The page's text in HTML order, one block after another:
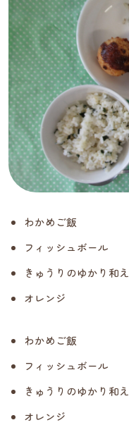
わかめご飯
フィッシュボール
きゅうりのゆかり和え
オレンジ
わかめご飯
フィッシュボール
きゅうりのゆかり和え
オレンジ